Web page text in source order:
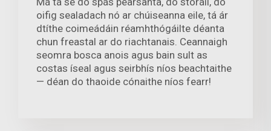
oifig sealadach nó ar chúiseanna eile, tá ár
dtíthe coimeádáin réamhthógáilte déanta
chun freastal ar do riachtanais. Ceannaigh
seomra bosca anois agus bain sult as
costas íseal agus seirbhís níos beachtaithe
— déan do thaoide cónaithe níos fearr!